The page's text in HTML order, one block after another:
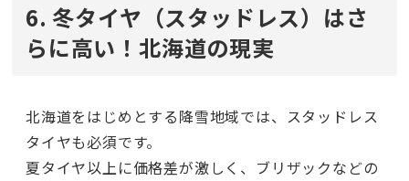
6. 冬タイヤ（スタッドレス）はさ
らに高い！北海道の現実
北海道をはじめとする降雪地域では、スタッドレス
タイヤも必須です。
夏タイヤ以上に価格差が激しく、ブリザックなどの